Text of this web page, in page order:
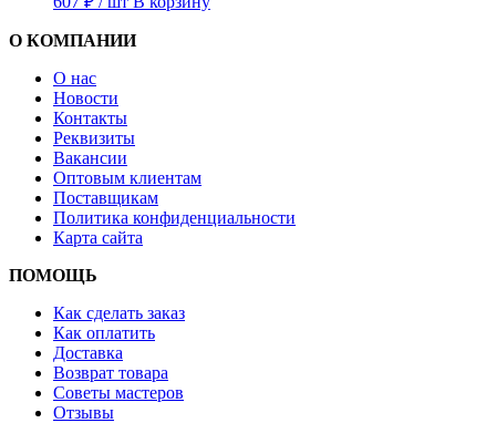
О КОМПАНИИ
О нас
Новости
Контакты
Реквизиты
Вакансии
Оптовым клиентам
Поставщикам
Политика конфиденциальности
Карта сайта
ПОМОЩЬ
Как сделать заказ
Как оплатить
Доставка
Возврат товара
Советы мастеров
Отзывы